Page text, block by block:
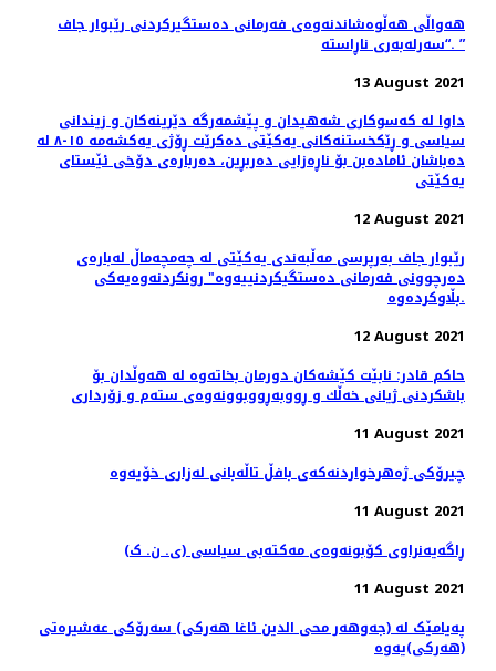
هەواڵی هەڵوەشاندنەوەی فەرمانی دەستگیركردنی رێبوار جاف
“سەرلەبەری ناڕاستە. ”
13 August 2021
داوا لە کەسوکاری شەهیدان و پێشمەرگە دێرینەکان و زیندانی
سیاسی و ڕێکخستنەکانی یەکێتی دەکرێت ڕۆژی یەکشەمە ١٥-٨ لە
دەباشان ئامادەبن بۆ ناڕەزایی دەربڕین، دەربارەی دۆخی ئێستای
یەکێتی
12 August 2021
رێبوار جاف به‌رپرسی مه‌ڵبه‌ندی یه‌كێتی له‌ چه‌مچه‌ماڵ له‌باره‌ی
ده‌رچوونی فه‌رمانی ده‌ستگیكردنییه‌وه‌" رونكردنه‌وه‌یه‌كی
بڵاوكرده‌وه‌.
12 August 2021
حاكم قادر: نابێت كێشەكان دورمان بخاتەوە لە هەوڵدان بۆ
باشكردنی ژیانی خەڵك و ڕووبەڕووبوونەوەی ستەم و زۆرداری
11 August 2021
چیرۆكی ژەهرخواردنەکەی بافڵ تاڵەبانی لەزاری خۆیەوە
11 August 2021
ڕاگەیەنراوى کۆبونەوەى مەکتەبى سیاسى (ی. ن. ک)
11 August 2021
پەیامێک لە (جەوهەر محی الدین ئاغا هەرکی) سەرۆکی عەشیرەتی
(هەرکی)یەوە